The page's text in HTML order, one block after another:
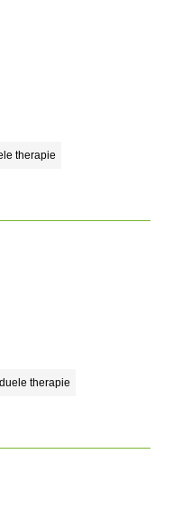
therapie
therapie